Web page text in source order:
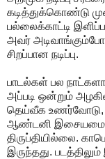
கடித்துக்கொண்டு
பல்லைக்காட்டி
அவர்
சிறப்பான நடிப்பு.
பாடல்கள் பல
அப்படி ஒன்றும்
தெய்வீக உணர்வோடு,
ஆண்டனி
திருப்தியில்லை.
இருந்தது.